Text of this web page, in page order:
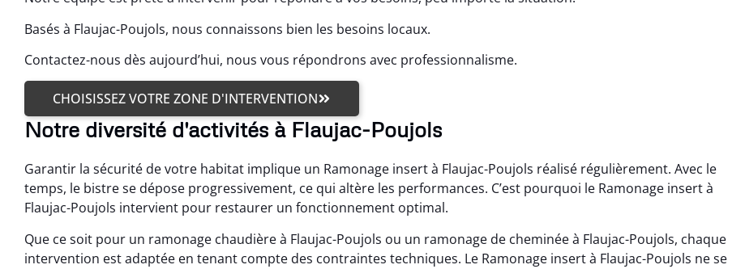
Basés à Flaujac-Poujols, nous connaissons bien les besoins locaux.
Contactez-nous dès aujourd’hui, nous vous répondrons avec professionnalisme.
CHOISISSEZ VOTRE ZONE D'INTERVENTION
Notre diversité d'activités à Flaujac-Poujols
Garantir la sécurité de votre habitat implique un Ramonage insert à Flaujac-Poujols réalisé régulièrement. Avec le
temps, le bistre se dépose progressivement, ce qui altère les performances. C’est pourquoi le Ramonage insert à
Flaujac-Poujols intervient pour restaurer un fonctionnement optimal.
Que ce soit pour un ramonage chaudière à Flaujac-Poujols ou un ramonage de cheminée à Flaujac-Poujols, chaque
intervention est adaptée en tenant compte des contraintes techniques. Le Ramonage insert à Flaujac-Poujols ne se